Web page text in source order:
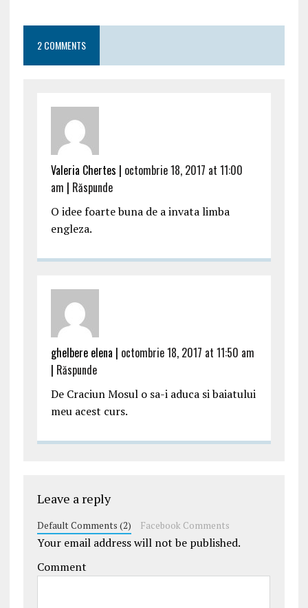
2 COMMENTS
Valeria Chertes | octombrie 18, 2017 at 11:00
am | Răspunde
O idee foarte buna de a invata limba
engleza.
ghelbere elena | octombrie 18, 2017 at 11:50 am
| Răspunde
De Craciun Mosul o sa-i aduca si baiatului
meu acest curs.
Leave a reply
Default Comments (2) Facebook Comments
Your email address will not be published.
Comment